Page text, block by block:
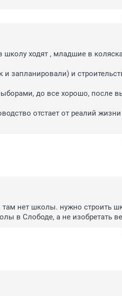
ходят , младшие в
запланировали) и
до все хорошо, после
отстает от реалий
нет школы. нужно строить
в Слободе, а не изобретать